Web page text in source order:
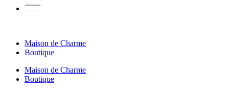
Maison de Charme
Boutique
Maison de Charme
Boutique